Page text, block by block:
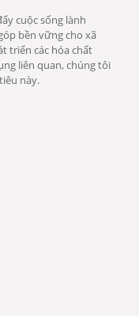
cuộc sống lành
bền vững cho xã
triển các hóa chất
liên quan, chúng tôi
này.